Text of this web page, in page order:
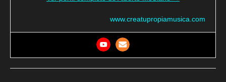
www.creatupropiamusica.com